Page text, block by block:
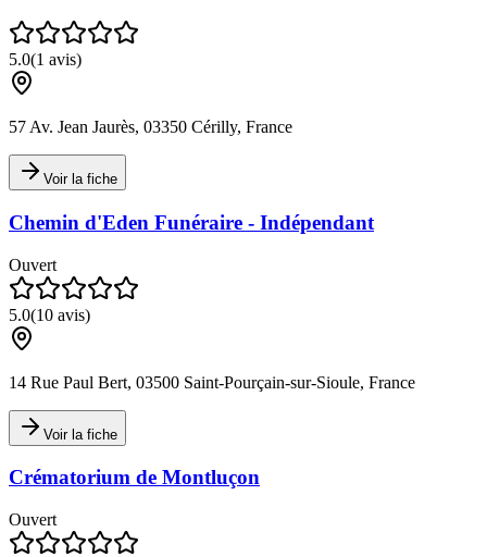
5.0(1 avis)
57 Av. Jean Jaurès, 03350 Cérilly, France
Voir la fiche
Chemin d'Eden Funéraire - Indépendant
Ouvert
5.0(10 avis)
14 Rue Paul Bert, 03500 Saint-Pourçain-sur-Sioule, France
Voir la fiche
Crématorium de Montluçon
Ouvert